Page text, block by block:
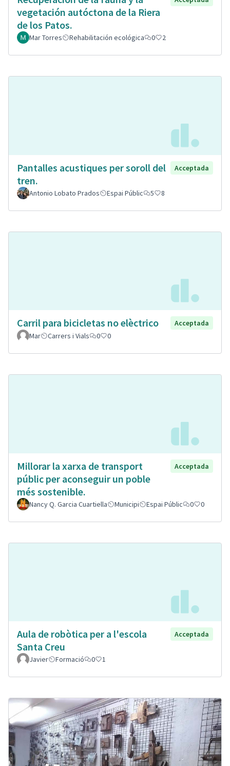
vegetación autóctona de la Riera
de los Patos.
Mar Torres Rehabilitación ecológica 0 2
Pantalles acustiques per soroll del
tren.
Acceptada
Antonio Lobato Prados Espai Públic 5 8
Carril para bicicletas no elèctrico
Acceptada
Mar
Carrers i Vials 0 0
Millorar la xarxa de transport
públic per aconseguir un poble
més sostenible.
Acceptada
Nancy Q. Garcia Cuartiella Municipi Espai Públic 0 0
Aula de robòtica per a l'escola
Santa Creu
Acceptada
Javier Formació 0 1